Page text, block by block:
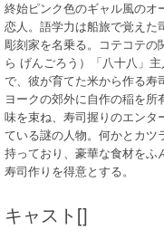
終始ピンク色のギャル風の
恋人。語学力は船旅で覚え
彫刻家を名乗る。コテコテの
ら げんごろう）「八十八」
で、彼が育てた米から作る寿
ヨークの郊外に自作の稲を
味を束ね、寿司握りのエンタ
ている謎の人物。何かとカツ
持っており、豪華な食材を
寿司作りを得意とする。
キャスト[]